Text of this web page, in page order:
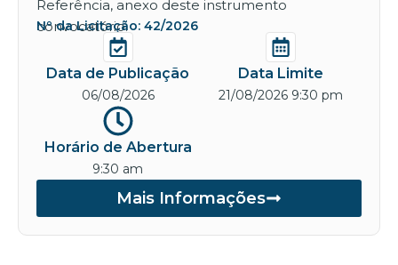
Referência, anexo deste instrumento
convocatório.
Nº da Licitação: 42/2026
Data de Publicação
06/08/2026
Data Limite
21/08/2026 9:30 pm
Horário de Abertura
9:30 am
Mais Informações